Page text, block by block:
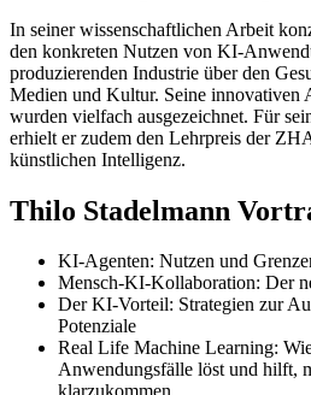
In seiner wissenschaftlichen Arbeit
den konkreten Nutzen von KI-
produzierenden Industrie über den
Medien und Kultur. Seine innovativen
wurden vielfach ausgezeichnet. Für
erhielt er zudem den Lehrpreis der
künstlichen Intelligenz.
Thilo Stadelmann
KI-Agenten: Nutzen und
Mensch-KI-Kollaboration: Der
Der KI-Vorteil: Strategien zur
Potenziale
Real Life Machine Learning:
Anwendungsfälle löst und hilft,